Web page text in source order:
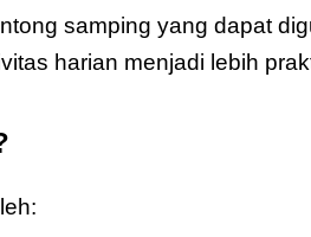
samping yang dapat
harian menjadi lebih